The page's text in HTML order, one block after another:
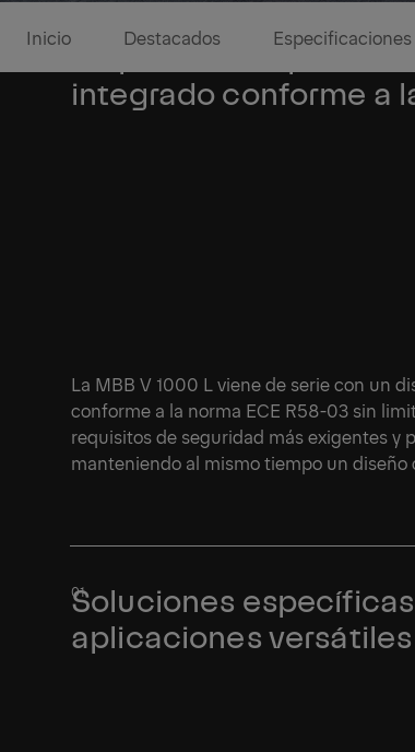
Inicio Destacados
Dispositivo de
integrado conforme a
La MBB V 1000 L viene de serie con un
conforme a la norma ECE R58-03 sin
requisitos de seguridad más exigentes y
manteniendo al mismo tiempo un
Soluciones
aplicaciones versátiles